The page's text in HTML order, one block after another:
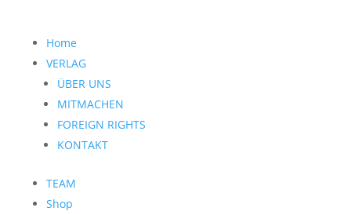
Home
VERLAG
ÜBER UNS
MITMACHEN
FOREIGN RIGHTS
KONTAKT
TEAM
Shop